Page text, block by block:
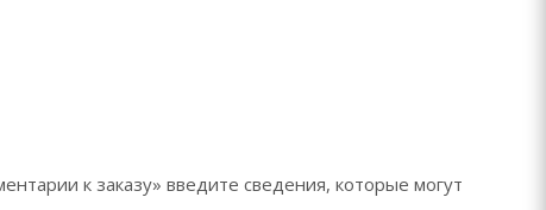
к заказу» введите сведения, которые могут